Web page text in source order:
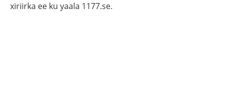
xiriirka ee ku yaala 1177.se.